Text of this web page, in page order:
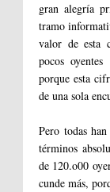
gran alegría
tramo
valor de esta
pocos oyentes
porque esta
de una sola
Pero todas
términos
de 120.o00
cunde más,